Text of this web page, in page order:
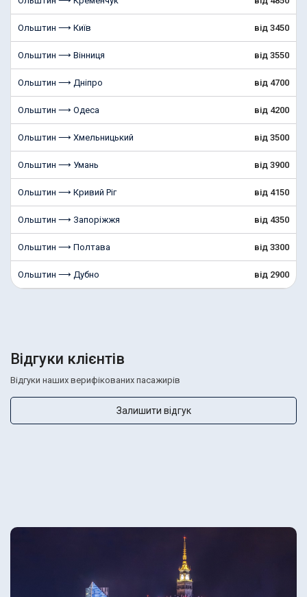
Ольштин ⟶ Київ від 3450
Ольштин ⟶ Вінниця від 3550
Ольштин ⟶ Дніпро від 4700
Ольштин ⟶ Одеса від 4200
Ольштин ⟶ Хмельницький від 3500
Ольштин ⟶ Умань від 3900
Ольштин ⟶ Кривий Ріг від 4150
Ольштин ⟶ Запоріжжя від 4350
Ольштин ⟶ Полтава від 3300
Ольштин ⟶ Дубно від 2900
Відгуки клієнтів
Відгуки наших верифікованих пасажирів
Залишити відгук